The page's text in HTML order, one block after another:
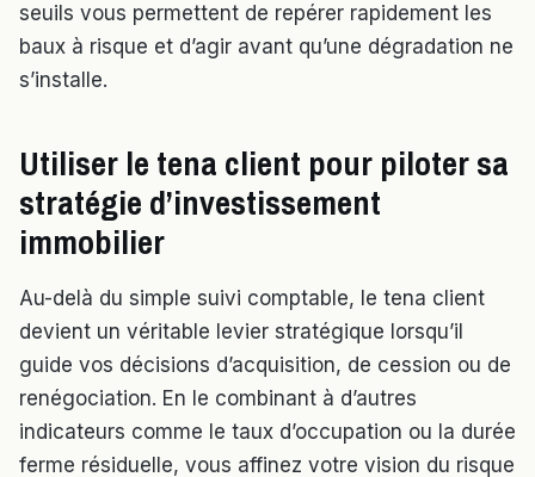
seuils vous permettent de repérer rapidement les
baux à risque et d’agir avant qu’une dégradation ne
s’installe.
Utiliser le tena client pour piloter sa
stratégie d’investissement
immobilier
Au-delà du simple suivi comptable, le tena client
devient un véritable levier stratégique lorsqu’il
guide vos décisions d’acquisition, de cession ou de
renégociation. En le combinant à d’autres
indicateurs comme le taux d’occupation ou la durée
ferme résiduelle, vous affinez votre vision du risque